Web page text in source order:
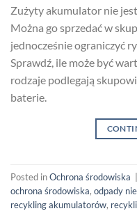
Zużyty akumulator nie
Można go sprzedać w
jednocześnie ograniczyć
Sprawdź, ile może być
rodzaje podlegają
baterie.
Posted inOchrona środowiska
ochrona środowiska, odpady
recykling akumulatorów,